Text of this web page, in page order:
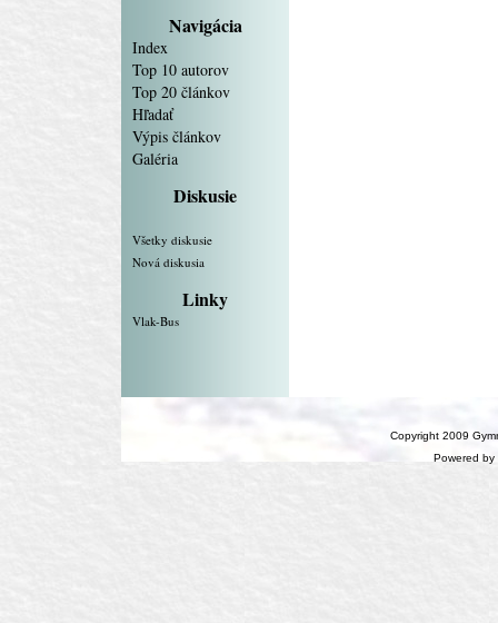
Navigácia
Index
Top 10 autorov
Top 20 článkov
Hľadať
Výpis článkov
Galéria
Diskusie
Všetky diskusie
Nová diskusia
Linky
Vlak-Bus
Copyright 2009
Powered by